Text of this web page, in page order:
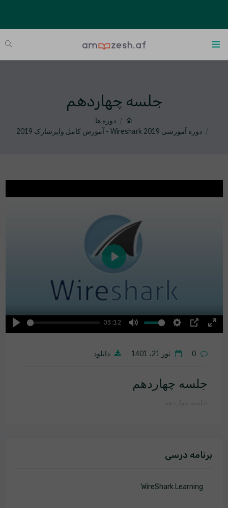
جلسه چهاردهم
دوره ها
دوره آموزشی Wireshark 2019 - آموزش کامل وایرشارک 2019
Play
03:12
Mute Settings
PIP
Play
0 ثور 21، 1401 دانلود
جلسه چهاردهم
جلسه چهاردهم
برنامه درسی
WireShark Learning